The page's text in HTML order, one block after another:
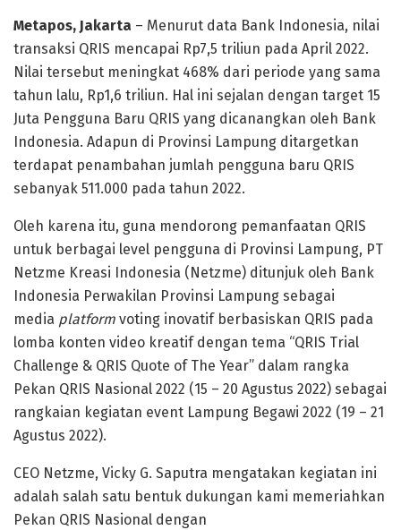
Metapos, Jakarta – Menurut data Bank Indonesia, nilai
transaksi QRIS mencapai Rp7,5 triliun pada April 2022.
Nilai tersebut meningkat 468% dari periode yang sama
tahun lalu, Rp1,6 triliun. Hal ini sejalan dengan target 15
Juta Pengguna Baru QRIS yang dicanangkan oleh Bank
Indonesia. Adapun di Provinsi Lampung ditargetkan
terdapat penambahan jumlah pengguna baru QRIS
sebanyak 511.000 pada tahun 2022.
Oleh karena itu, guna mendorong pemanfaatan QRIS
untuk berbagai level pengguna di Provinsi Lampung, PT
Netzme Kreasi Indonesia (Netzme) ditunjuk oleh Bank
Indonesia Perwakilan Provinsi Lampung sebagai
media platform voting inovatif berbasiskan QRIS pada
lomba konten video kreatif dengan tema “QRIS Trial
Challenge & QRIS Quote of The Year” dalam rangka
Pekan QRIS Nasional 2022 (15 – 20 Agustus 2022) sebagai
rangkaian kegiatan event Lampung Begawi 2022 (19 – 21
Agustus 2022).
CEO Netzme, Vicky G. Saputra mengatakan kegiatan ini
adalah salah satu bentuk dukungan kami memeriahkan
Pekan QRIS Nasional dengan